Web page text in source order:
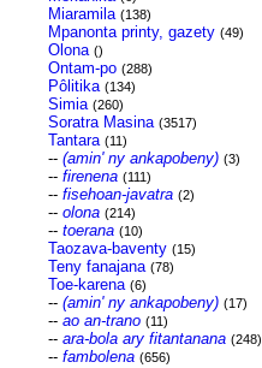
Miaramila (138)
Mpanonta printy, gazety (49)
Olona ()
Ontam-po (288)
Pôlitika (134)
Simia (260)
Soratra Masina (3517)
Tantara (11)
-- (amin' ny ankapobeny) (3)
-- firenena (111)
-- fisehoan-javatra (2)
-- olona (214)
-- toerana (10)
Taozava-baventy (15)
Teny fanajana (78)
Toe-karena (6)
-- (amin' ny ankapobeny) (17)
-- ao an-trano (11)
-- ara-bola ary fitantanana (248)
-- fambolena (656)